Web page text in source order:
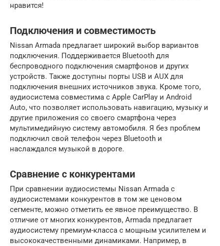
нравится!
Подключения и совместимость
Nissan Armada предлагает широкий выбор вариантов
подключения. Поддерживается Bluetooth для
беспроводного подключения смартфонов и других
устройств. Также доступны порты USB и AUX для
подключения внешних источников звука. Кроме того,
аудиосистема совместима с Apple CarPlay и Android
Auto, что позволяет использовать навигацию, музыку и
другие приложения со своего смартфона через
мультимедийную систему автомобиля. Я без проблем
подключил свой телефон через Bluetooth и
наслаждался музыкой в дороге.
Сравнение с конкурентами
При сравнении аудиосистемы Nissan Armada с
аудиосистемами конкурентов в том же ценовом
сегменте, можно отметить ее явное преимущество. В
отличие от многих конкурентов, Armada предлагает
аудиосистему премиум-класса с мощным усилителем и
высококачественными динамиками. Например, в